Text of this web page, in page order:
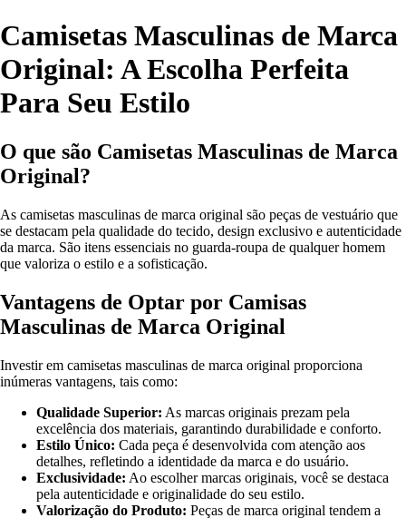
Camisetas Masculinas de Marca
Original: A Escolha Perfeita
Para Seu Estilo
O que são Camisetas Masculinas de Marca
Original?
As camisetas masculinas de marca original são peças de vestuário que
se destacam pela qualidade do tecido, design exclusivo e autenticidade
da marca. São itens essenciais no guarda-roupa de qualquer homem
que valoriza o estilo e a sofisticação.
Vantagens de Optar por Camisas
Masculinas de Marca Original
Investir em camisetas masculinas de marca original proporciona
inúmeras vantagens, tais como:
Qualidade Superior: As marcas originais prezam pela
excelência dos materiais, garantindo durabilidade e conforto.
Estilo Único: Cada peça é desenvolvida com atenção aos
detalhes, refletindo a identidade da marca e do usuário.
Exclusividade: Ao escolher marcas originais, você se destaca
pela autenticidade e originalidade do seu estilo.
Valorização do Produto: Peças de marca original tendem a